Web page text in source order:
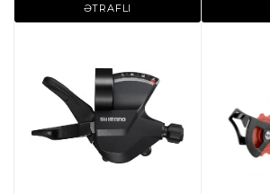
ƏTRAFLI